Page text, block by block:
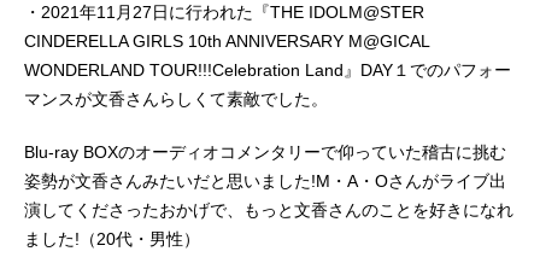
・2021年11月27日に行われた『THE IDOLM@STER
CINDERELLA GIRLS 10th ANNIVERSARY M@GICAL
WONDERLAND TOUR!!!Celebration Land』DAY１でのパフォー
マンスが文香さんらしくて素敵でした。
Blu-ray BOXのオーディオコメンタリーで仰っていた稽古に挑む
姿勢が文香さんみたいだと思いました!M・A・Oさんがライブ出
演してくださったおかげで、もっと文香さんのことを好きになれ
ました!（20代・男性）